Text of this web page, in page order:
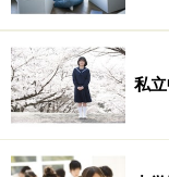
■目標
人々の権利と尊厳
大限に発揮できる
■活動方針
私